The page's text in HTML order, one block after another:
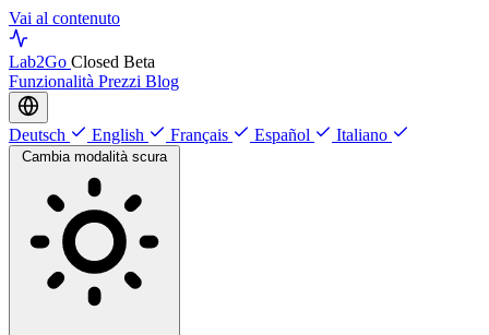
Vai al contenuto
Lab2Go Closed Beta
Funzionalità Prezzi Blog
Deutsch English Français Español Italiano
Cambia modalità scura